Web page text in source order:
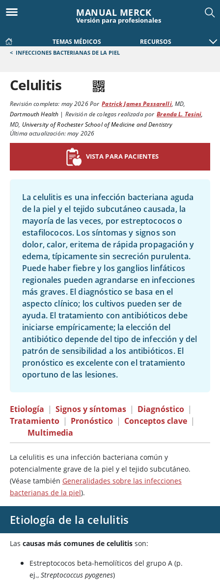
MANUAL MERCK
Versión para profesionales
TEMAS MÉDICOS RECURSOS
< INFECCIONES BACTERIANAS DE LA PIEL
Celulitis
Revisión completa: may 2026Por Patrick James Passarelli, MD,
Dartmouth Health | Revisión de colegas realizada por Brenda L. Tesini,
MD, University of Rochester School of Medicine and Dentistry
Última actualización: may 2026
VISTA PARA PACIENTES
La celulitis es una infección bacteriana aguda
de la piel y el tejido subcutáneo causada, la
mayoría de las veces, por estreptococos o
estafilococos. Los síntomas y signos son
dolor, calor, eritema de rápida propagación y
edema, típicamente sin secreción purulenta.
Puede haber fiebre y los ganglios linfáticos
regionales pueden agrandarse en infecciones
más graves. El diagnóstico se basa en el
aspecto clínico; los cultivos pueden ser de
ayuda. El tratamiento con antibióticos debe
iniciarse empíricamente; la elección del
antibiótico depende del tipo de infección y del
patrón de sensibilidad a los antibióticos. El
pronóstico es excelente con el tratamiento
oportuno de las lesiones.
Etiología | Signos y síntomas | Diagnóstico |
Tratamiento | Pronóstico | Conceptos clave |
Multimedia
La celulitis es una infección bacteriana común y
potencialmente grave de la piel y el tejido subcutáneo.
(Véase también Generalidades sobre las infecciones
bacterianas de la piel).
Etiología de la celulitis
Las causas más comunes de celulitis son:
Estreptococos beta-hemolíticos del grupo A (p.
ej., Streptococcus pyogenes)